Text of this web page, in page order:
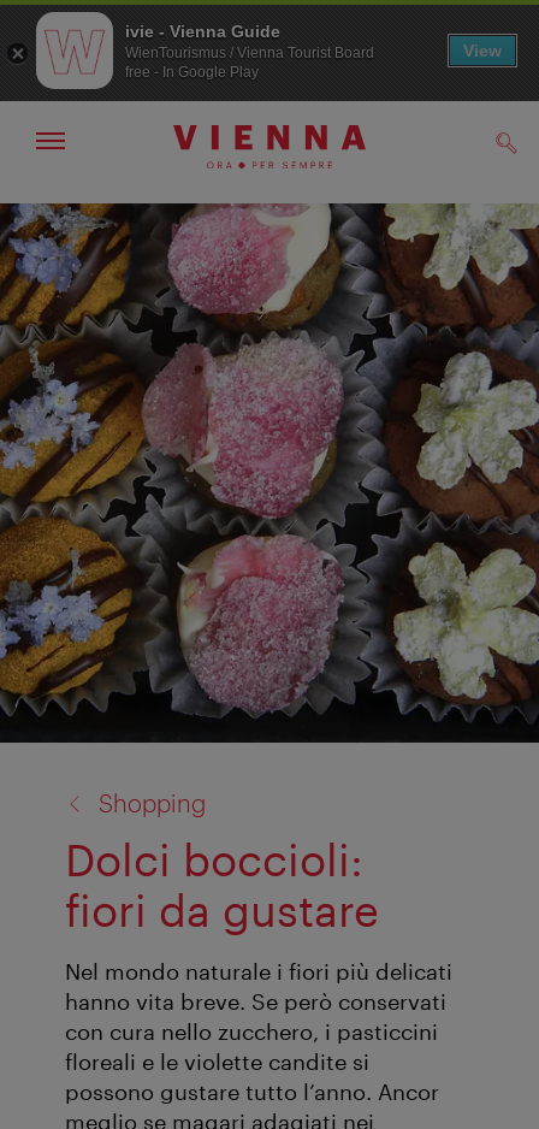
Alla
navigazione
Al
contenuto
Mostra/nascondi
Shopping
Dolci boccioli:
fiori da gustare
Nel mondo naturale i fiori più delicati
hanno vita breve. Se però conservati
con cura nello zucchero, i pasticcini
floreali e le violette candite si
possono gustare tutto l’anno. Ancor
meglio se magari adagiati nei
ivie - Vienna Guide
WienTourismus / Vienna Tourist Board
free - In Google Play
View